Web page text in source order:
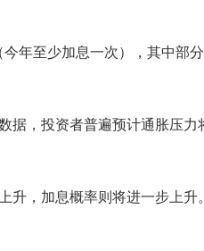
年至少加息一次），其中部
据，投资者普遍预计通胀压力
升，加息概率则将进一步上升